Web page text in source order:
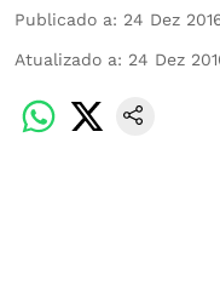
Publicado a: 24 Dez
Atualizado a: 24 Dez